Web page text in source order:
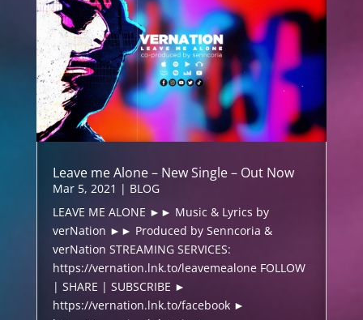
Leave me Alone – New Single – Out Now
Mar 5, 2021 | BLOG
LEAVE ME ALONE ►► Music & Lyrics by
verNation ►► Produced by Senncoria &
verNation STREAMING SERVICES:
https://vernation.lnk.to/leavemealone FOLLOW
| SHARE | SUBSCRIBE ►
https://vernation.lnk.to/facebook ►